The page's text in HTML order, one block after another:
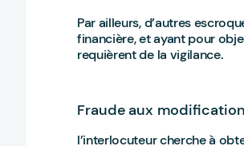
Par ailleurs, d’autres
financière, et ayant pour
requièrent de la vigilance.
Fraude aux
l’interlocuteur cherche à